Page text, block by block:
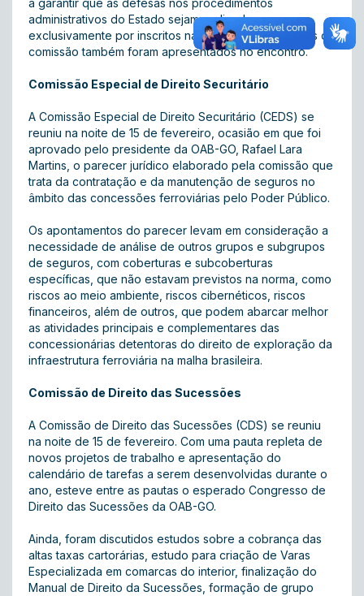
a garantir que as defesas nos procedimentos
administrativos do Estado sejam realizadas
exclusivamente por inscritos na OAB. Novos membros da
comissão também foram apresentados no encontro.
Comissão Especial de Direito Securitário
A Comissão Especial de Direito Securitário (CEDS) se
reuniu na noite de 15 de fevereiro, ocasião em que foi
aprovado pelo presidente da OAB-GO, Rafael Lara
Martins, o parecer jurídico elaborado pela comissão que
trata da contratação e da manutenção de seguros no
âmbito das concessões ferroviárias pelo Poder Público.
Os apontamentos do parecer levam em consideração a
necessidade de análise de outros grupos e subgrupos
de seguros, com coberturas e subcoberturas
específicas, que não estavam previstos na norma, como
riscos ao meio ambiente, riscos cibernéticos, riscos
financeiros, além de outros, que podem abarcar melhor
as atividades principais e complementares das
concessionárias detentoras do direito de exploração da
infraestrutura ferroviária na malha brasileira.
Comissão de Direito das Sucessões
A Comissão de Direito das Sucessões (CDS) se reuniu
na noite de 15 de fevereiro. Com uma pauta repleta de
novos projetos de trabalho e apresentação do
calendário de tarefas a serem desenvolvidas durante o
ano, esteve entre as pautas o esperado Congresso de
Direito das Sucessões da OAB-GO.
Ainda, foram discutidos estudos sobre a cobrança das
altas taxas cartorárias, estudo para criação de Varas
Especializada em comarcas do interior, finalização do
Manual de Direito da Sucessões, formação de grupo